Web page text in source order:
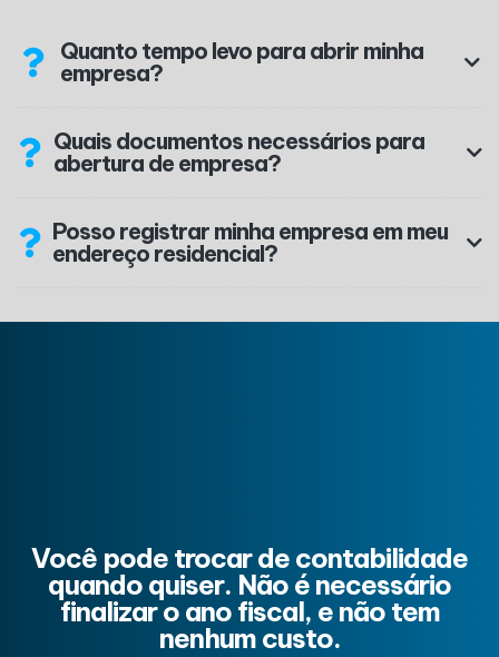
Quanto tempo levo para abrir minha
empresa?
Quais documentos necessários para
abertura de empresa?
Posso registrar minha empresa em meu
endereço residencial?
Você pode trocar de contabilidade
quando quiser. Não é necessário
finalizar o ano fiscal, e não tem
nenhum custo.